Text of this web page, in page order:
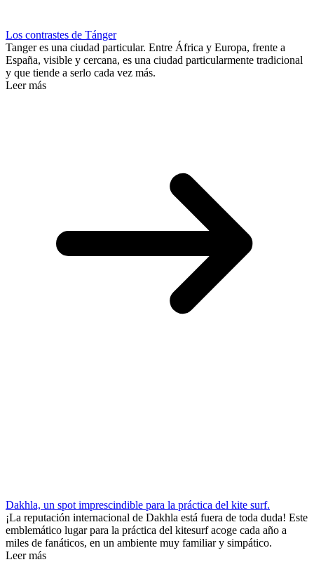
Los contrastes de Tánger
Tanger es una ciudad particular. Entre África y Europa, frente a
España, visible y cercana, es una ciudad particularmente tradicional
y que tiende a serlo cada vez más.
Leer más
Dakhla, un spot imprescindible para la práctica del kite surf.
¡La reputación internacional de Dakhla está fuera de toda duda! Este
emblemático lugar para la práctica del kitesurf acoge cada año a
miles de fanáticos, en un ambiente muy familiar y simpático.
Leer más